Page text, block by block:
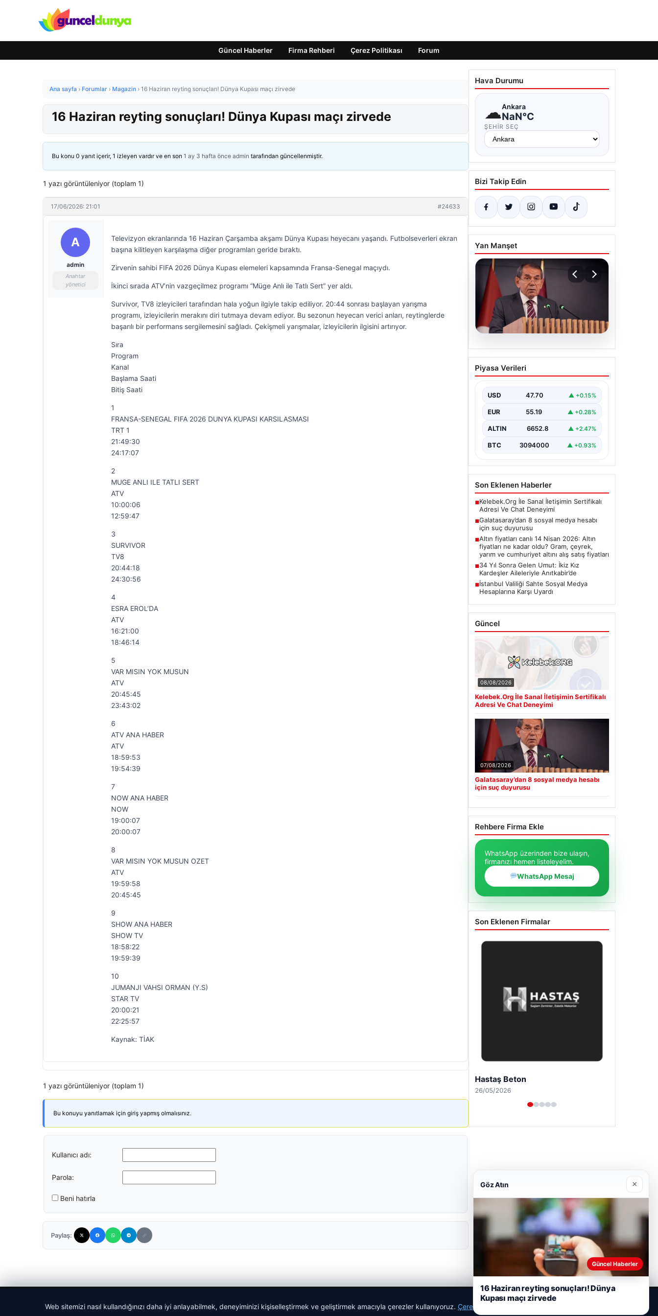
Güncel Haberler Firma Rehberi Çerez Politikası Forum
Ana sayfa › Forumlar › Magazin › 16 Haziran reyting sonuçları! Dünya Kupası maçı zirvede
16 Haziran reyting sonuçları! Dünya Kupası maçı zirvede
Bu konu 0 yanıt içerir, 1 izleyen vardır ve en son 1 ay 3 hafta önce admin tarafından güncellenmiştir.
1 yazı görüntüleniyor (toplam 1)
17/06/2026: 21:01 #24633
A
admin
Anahtar
yönetici
Televizyon ekranlarında 16 Haziran Çarşamba akşamı Dünya Kupası heyecanı yaşandı. Futbolseverleri ekran
başına kilitleyen karşılaşma diğer programları geride bıraktı.
Zirvenin sahibi FIFA 2026 Dünya Kupası elemeleri kapsamında Fransa-Senegal maçıydı.
İkinci sırada ATV’nin vazgeçilmez programı “Müge Anlı ile Tatlı Sert” yer aldı.
Survivor, TV8 izleyicileri tarafından hala yoğun ilgiyle takip ediliyor. 20:44 sonrası başlayan yarışma
programı, izleyicilerin merakını diri tutmaya devam ediyor. Bu sezonun heyecan verici anları, reytinglerde
başarılı bir performans sergilemesini sağladı. Çekişmeli yarışmalar, izleyicilerin ilgisini artırıyor.
Sıra
Program
Kanal
Başlama Saati
Bitiş Saati
1
FRANSA-SENEGAL FIFA 2026 DUNYA KUPASI KARSILASMASI
TRT 1
21:49:30
24:17:07
2
MUGE ANLI ILE TATLI SERT
ATV
10:00:06
12:59:47
3
SURVIVOR
TV8
20:44:18
24:30:56
4
ESRA EROL’DA
ATV
16:21:00
18:46:14
5
VAR MISIN YOK MUSUN
ATV
20:45:45
23:43:02
6
ATV ANA HABER
ATV
18:59:53
19:54:39
7
NOW ANA HABER
NOW
19:00:07
20:00:07
8
VAR MISIN YOK MUSUN OZET
ATV
19:59:58
20:45:45
9
SHOW ANA HABER
SHOW TV
18:58:22
19:59:39
10
JUMANJI VAHSI ORMAN (Y.S)
STAR TV
20:00:21
22:25:57
Kaynak: TİAK
1 yazı görüntüleniyor (toplam 1)
Bu konuyu yanıtlamak için giriş yapmış olmalısınız.
Kullanıcı adı:
Parola:
Beni hatırla
Paylaş:
Hava Durumu
☁Ankara
NaN°C
ŞEHIR SEÇ
Bizi Takip Edin
Yan Manşet
07.08.2026
Galatasaray’dan 8 sosyal
medya hesabı için suç
Piyasa Verileri
USD 47.70 ▲ +0.15%
EUR 55.19 ▲ +0.28%
ALTIN 6652.8 ▲ +2.47%
BTC 3094000 ▲ +0.93%
Son Eklenen Haberler
■Kelebek.Org İle Sanal İletişimin Sertifikalı
Adresi Ve Chat Deneyimi
■Galatasaray’dan 8 sosyal medya hesabı
için suç duyurusu
■Altın fiyatları canlı 14 Nisan 2026: Altın
fiyatları ne kadar oldu? Gram, çeyrek,
yarım ve cumhuriyet altını alış satış fiyatları
■34 Yıl Sonra Gelen Umut: İkiz Kız
Kardeşler Aileleriyle Anıtkabir’de
■İstanbul Valiliği Sahte Sosyal Medya
Hesaplarına Karşı Uyardı
Güncel
08/08/2026
Kelebek.Org İle Sanal İletişimin Sertifikalı
Adresi Ve Chat Deneyimi
07/08/2026
Galatasaray’dan 8 sosyal medya hesabı
için suç duyurusu
Rehbere Firma Ekle
WhatsApp üzerinden bize ulaşın,
firmanızı hemen listeleyelim.
WhatsApp Mesaj
Son Eklenen Firmalar
Enes Kaplan Avukatlık Bürosu
28/04/2026
Web sitemizi nasıl kullandığınızı daha iyi anlayabilmek, deneyiminizi kişiselleştirmek ve geliştirmek amacıyla çerezler kullanıyoruz. Çerez Politikamız
Göz Atın ×
Güncel Haberler
16 Haziran reyting sonuçları! Dünya
Kupası maçı zirvede